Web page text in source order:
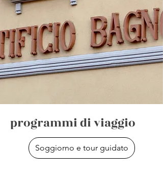
programmi di viaggio
Soggiorno e tour guidato